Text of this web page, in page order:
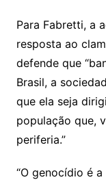
Para Fabretti, a
resposta ao
defende que
Brasil, a
que ela seja
população que,
periferia.”
“O genocídio é